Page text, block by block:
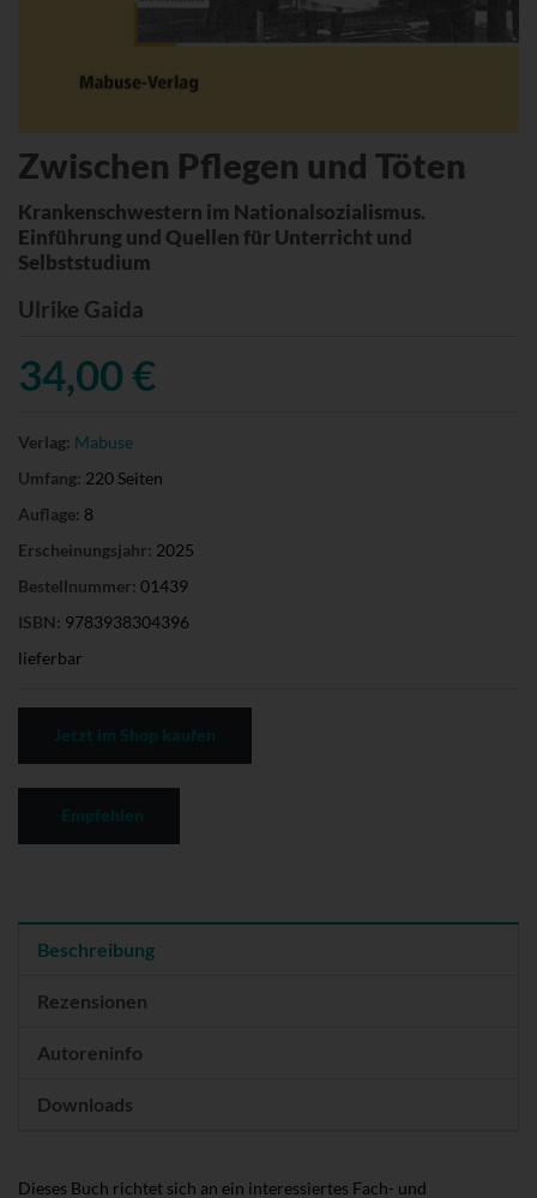
Zwischen Pflegen und Töten
Krankenschwestern im Nationalsozialismus.
Einführung und Quellen für Unterricht und
Selbststudium
Ulrike Gaida
34,00 €
Verlag: Mabuse
Umfang: 220 Seiten
Auflage: 8
Erscheinungsjahr: 2025
Bestellnummer: 01439
ISBN: 9783938304396
lieferbar
Beschreibung
Rezensionen
Autoreninfo
Downloads
Dieses Buch richtet sich an ein interessiertes Fach- und